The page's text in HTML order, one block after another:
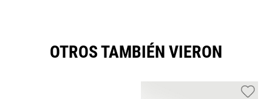
OTROS TAMBIÉN VIERON